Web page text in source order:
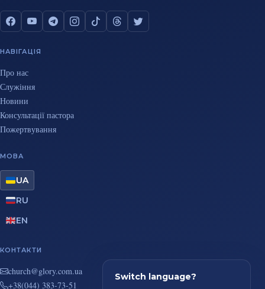
НАВІГАЦІЯ
Про нас
Служіння
Новини
Консультації пастора
Пожертвування
МОВА
UA
RU
EN
КОНТАКТИ
au.moc.yrolg@hcruhc
+38(044) 383-73-51
Switch language?